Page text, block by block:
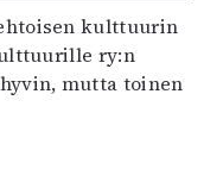
kulttuurin
ry:n
mutta toinen